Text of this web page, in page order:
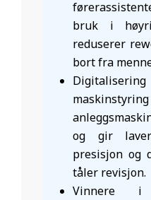
bruk i
reduserer
bort fra
og gir
presisjon og
tåler revisjon.
Vinnere i